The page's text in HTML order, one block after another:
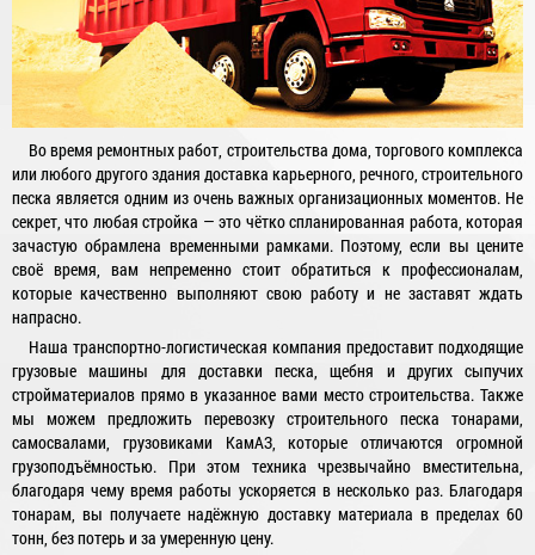
Во время ремонтных работ, строительства дома, торгового комплекса
или любого другого здания доставка карьерного, речного, строительного
песка является одним из очень важных организационных моментов. Не
секрет, что любая стройка — это чётко спланированная работа, которая
зачастую обрамлена временными рамками. Поэтому, если вы цените
своё время, вам непременно стоит обратиться к профессионалам,
которые качественно выполняют свою работу и не заставят ждать
напрасно.
Наша транспортно-логистическая компания предоставит подходящие
грузовые машины для доставки песка, щебня и других сыпучих
стройматериалов прямо в указанное вами место строительства. Также
мы можем предложить перевозку строительного песка тонарами,
самосвалами, грузовиками КамАЗ, которые отличаются огромной
грузоподъёмностью. При этом техника чрезвычайно вместительна,
благодаря чему время работы ускоряется в несколько раз. Благодаря
тонарам, вы получаете надёжную доставку материала в пределах 60
тонн, без потерь и за умеренную цену.